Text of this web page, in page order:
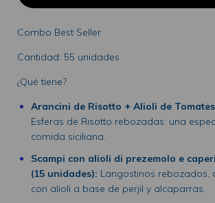
Combo Best Seller
Cantidad: 55 unidades
¿Qué tiene?
Arancini de Risotto + Alioli de
Esferas de Risotto rebozadas: una
comida siciliana.
Scampi con alioli di prezemolo e
(15 unidades): Langostinos rebozados,
con alioli a base de perjil y alcaparras.